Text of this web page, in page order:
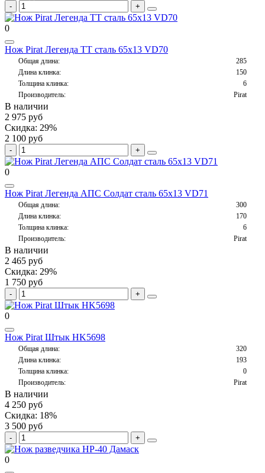
0
Нож Pirat Легенда ТТ сталь 65х13 VD70
Общая длина:
285
Длина клинка:
150
Толщина клинка:
6
Производитель:
Pirat
В наличии
2 975 руб
Скидка: 29%
2 100 руб
0
Нож Pirat Легенда АПС Солдат сталь 65х13 VD71
Общая длина:
300
Длина клинка:
170
Толщина клинка:
6
Производитель:
Pirat
В наличии
2 465 руб
Скидка: 29%
1 750 руб
0
Нож Pirat Штык HK5698
Общая длина:
320
Длина клинка:
193
Толщина клинка:
0
Производитель:
Pirat
В наличии
4 250 руб
Скидка: 18%
3 500 руб
0